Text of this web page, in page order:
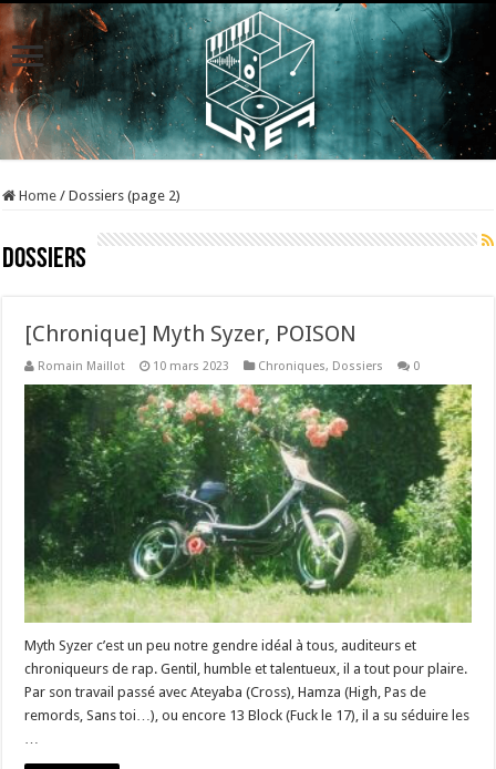
Home / Dossiers (page 2)
Dossiers
[Chronique] Myth Syzer, POISON
Romain Maillot 10 mars 2023 Chroniques, Dossiers 0
Myth Syzer c’est un peu notre gendre idéal à tous, auditeurs et
chroniqueurs de rap. Gentil, humble et talentueux, il a tout pour plaire.
Par son travail passé avec Ateyaba (Cross), Hamza (High, Pas de
remords, Sans toi…), ou encore 13 Block (Fuck le 17), il a su séduire les